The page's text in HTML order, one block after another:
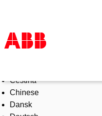
Products & Solutions
Industries
Services
Čeština
Chinese
Dansk